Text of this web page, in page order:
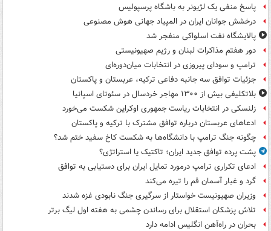
پاسخ منفی یک لژیونر به باشگاه پرسپولیس
درخشش جوانان ایران در المپیاد جهانی هوش مصنوعی
پالایشگاه نفت اسلواکی منفجر شد
دور هفتم مذاکرات لبنان و رژیم صهیونیستی
ترامپ و سودای پیروزی در انتخابات میان‌دوره‌ای
جزئیات توافق سه جانبه دفاعی ترکیه، عربستان و پاکستان
بلاتکلیفی بیش از ۱۳۰۰ مهاجر خردسال در سئوتای اسپانیا
زلنسکی در انتخابات ریاست جمهوری اوکراین شکست می‌خورد
ادعاهای عربستان درباره توافق مشترک با ترکیه و پاکستان
چگونه جنگ ترامپ با دانشگاه‌ها به شکست کاخ سفید ختم شد؟
پشت پرده توافق جدید ایران؛ تاکتیک یا استراتژی؟
ادعای تکراری ترامپ درمورد تمایل ایران برای دستیابی به توافق
گرد و غبار آسمان قم را تیره می‌کند
وزیران صهیونیست خواستار از سرگیری جنگ نابودی غزه شدند
تلاش پزشکان استقلال برای رساندن چشمی به هفته اول لیگ برتر
بحران در راه‌آهن انگلیس ادامه دارد